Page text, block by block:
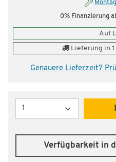
0% Finanzierung
Auf
Lieferung in
Genauere Lieferzeit?
Menge
Verfügbarkeit in